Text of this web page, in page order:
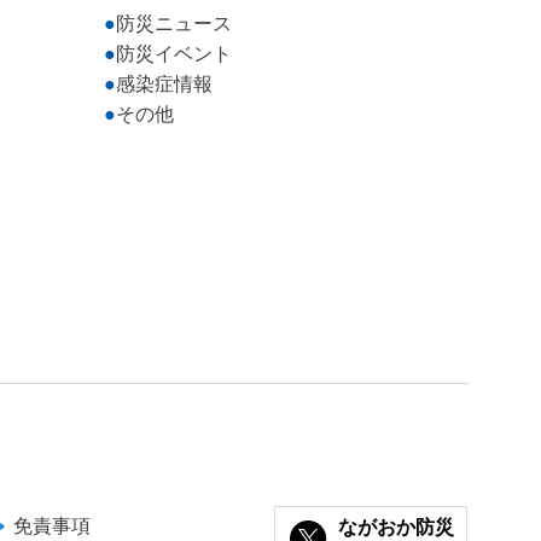
防災ニュース
防災イベント
感染症情報
その他
免責事項